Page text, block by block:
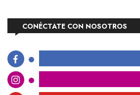
CONÉCTATE CON NOSOTROS